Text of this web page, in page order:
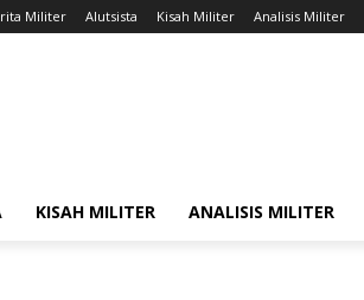
Militer Alutsista Kisah Militer Analisis Militer
KISAH MILITER ANALISIS MILITER